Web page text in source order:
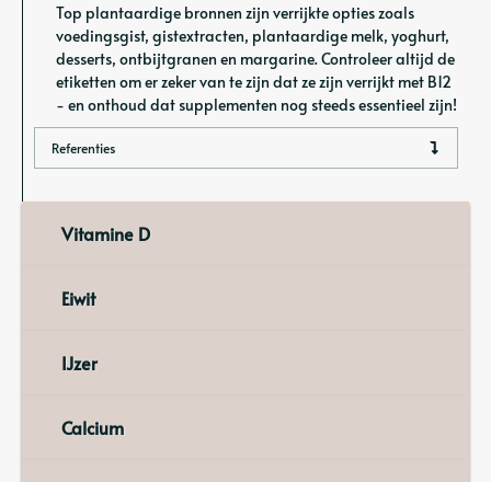
Vitamine D
Eiwit
IJzer
Calcium
Top plantaardige bronnen zijn verrijkte opties zoals
voedingsgist, gistextracten, plantaardige melk, yoghurt,
desserts, ontbijtgranen en margarine. Controleer altijd de
etiketten om er zeker van te zijn dat ze zijn verrijkt met B12
- en onthoud dat supplementen nog steeds essentieel zijn!
Referenties